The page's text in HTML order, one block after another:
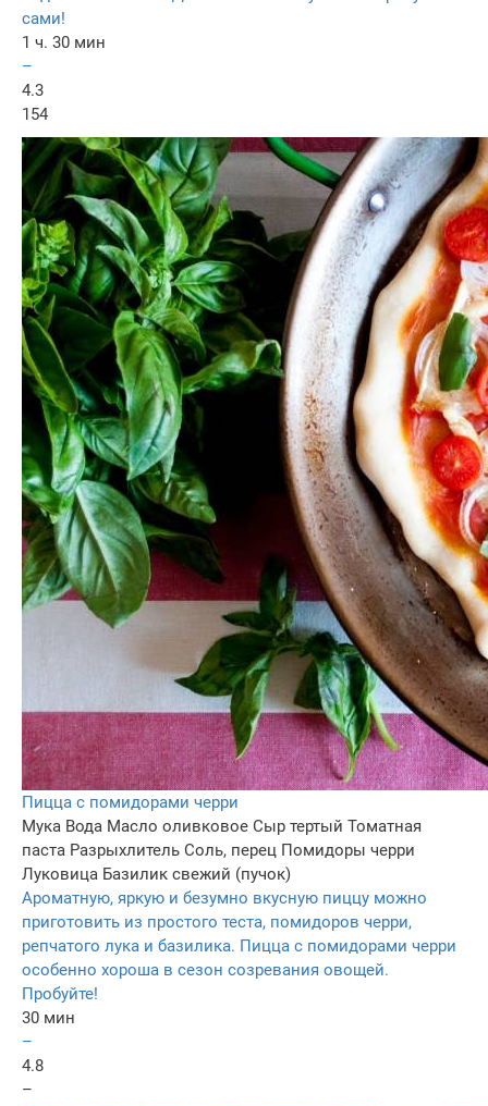
сами!
1 ч. 30 мин
–
4.3
154
Пицца с помидорами черри
Мука Вода Масло оливковое Сыр тертый Томатная
паста Разрыхлитель Соль, перец Помидоры черри
Луковица Базилик свежий (пучок)
Ароматную, яркую и безумно вкусную пиццу можно
приготовить из простого теста, помидоров черри,
репчатого лука и базилика. Пицца с помидорами черри
особенно хороша в сезон созревания овощей.
Пробуйте!
30 мин
–
4.8
–